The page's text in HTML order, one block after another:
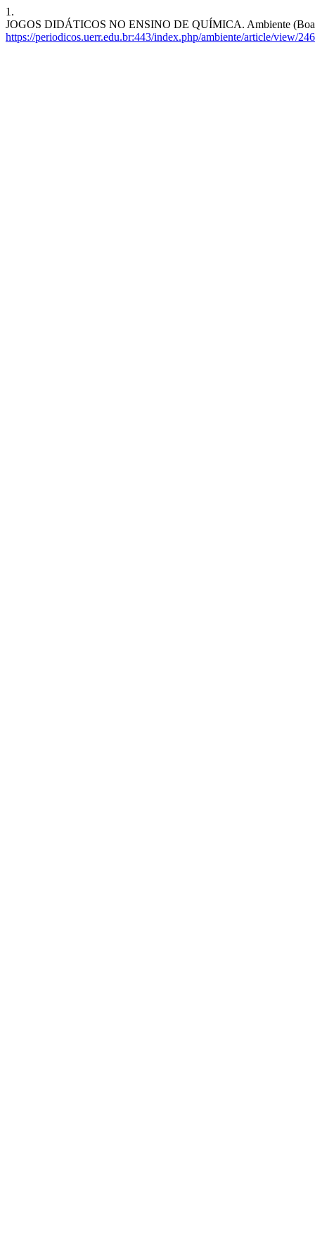
1.
JOGOS DIDÁTICOS NO ENSINO DE QUÍMICA. Ambiente (Boa
https://periodicos.uerr.edu.br:443/index.php/ambiente/article/view/246